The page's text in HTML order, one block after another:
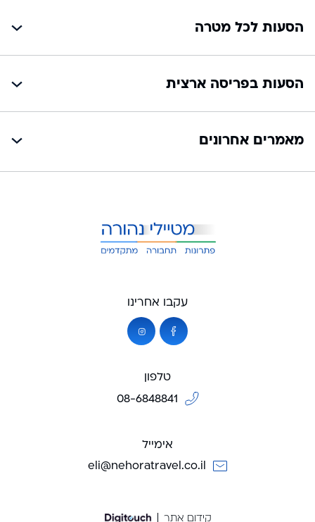
הסעות לכל מטרה
הסעות בפריסה ארצית
מאמרים אחרונים
עקבו אחרינו
טלפון
08-6848841
אימייל
eli@nehoratravel.co.il
קידום אתר